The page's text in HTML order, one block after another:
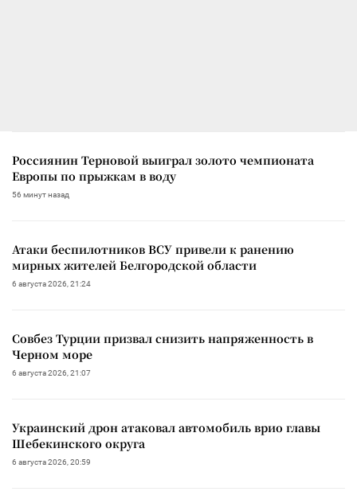
Россиянин Терновой выиграл золото чемпионата
Европы по прыжкам в воду
56 минут назад
Атаки беспилотников ВСУ привели к ранению
мирных жителей Белгородской области
6 августа 2026, 21:24
Совбез Турции призвал снизить напряженность в
Черном море
6 августа 2026, 21:07
Украинский дрон атаковал автомобиль врио главы
Шебекинского округа
6 августа 2026, 20:59